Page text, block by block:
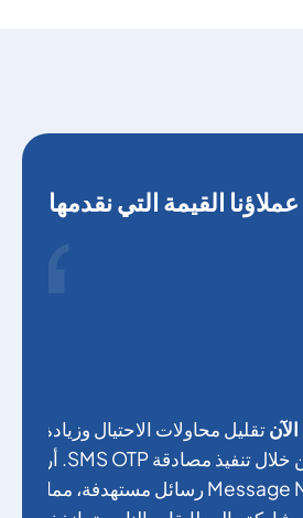
القيمة التي نقدمها
تقليل محاولات الاحتيال وزيادة ثقة
المستخدم من خلال تنفيذ مصادقة SMS OTP. أرسل
تطبيق Message Now رسائل مستهدفة، مما أدى